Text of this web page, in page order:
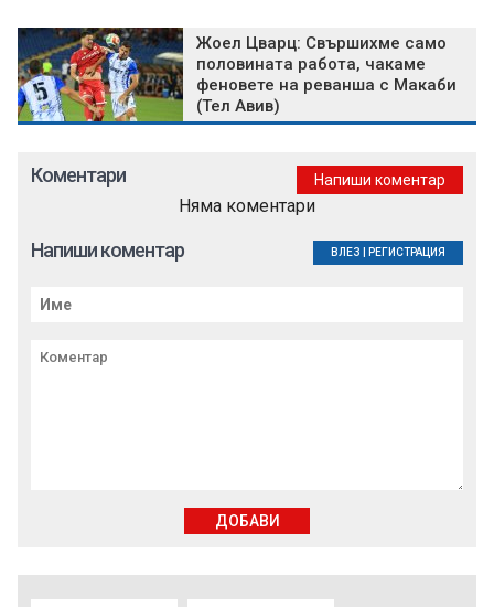
Жоел Цварц: Свършихме само
половината работа, чакаме
феновете на реванша с Макаби
(Тел Авив)
Коментари Напиши коментар
Няма коментари
Напиши коментар ВЛЕЗ РЕГИСТРАЦИЯ
ДОБАВИ